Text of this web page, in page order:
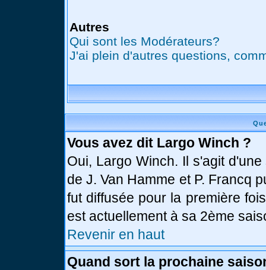
Autres
Qui sont les Modérateurs?
J'ai plein d'autres questions,
Vous avez dit Largo Winch ?
Oui, Largo Winch. Il s'agit
de J. Van Hamme et P. Francq
fut diffusée pour la première
est actuellement à sa 2ème
Revenir en haut
Quand sort la prochaine